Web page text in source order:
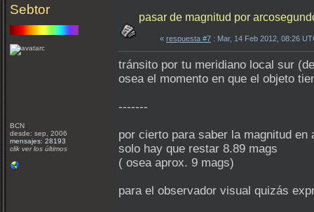
Sebtor
BCN
desde: sep, 2006
mensajes: 28193
clik ver los últimos
pasar de magnitud por
« respuesta #7 : Mar, 14 Feb 2012, 08:26
tránsito por tu meridiano local sur
osea el momento en que el objeto
-------
por cierto para saber la magnitud
solo hay que restar 8.89 mags
( osea aprox. 9 mags)
para el observador visual quizás